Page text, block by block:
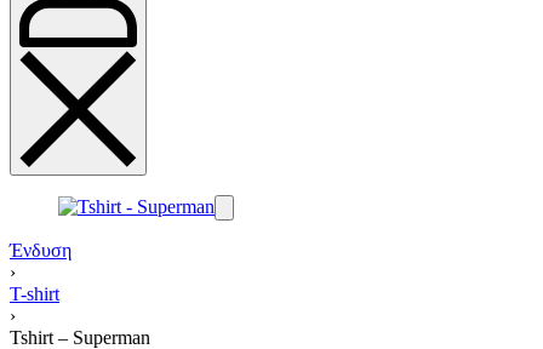
Ένδυση
›
T-shirt
›
Tshirt – Superman